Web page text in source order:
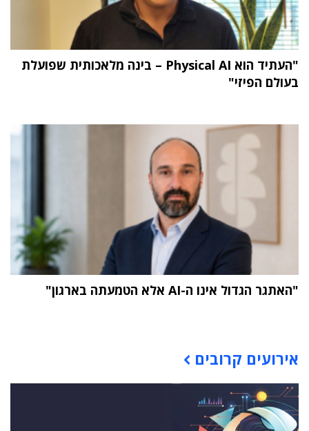
"העתיד הוא Physical AI – בינה מלאכותית שפועלת
בעולם הפיזי"
"האתגר הגדול אינו ה-AI אלא הטמעתה בארגון"
אירועים קרובים